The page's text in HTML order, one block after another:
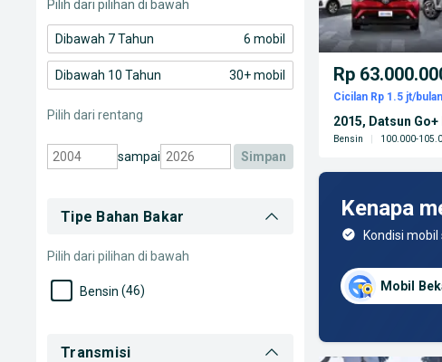
Pilih dari pilihan di bawah
Dibawah 7 Tahun 6 mobil
Dibawah 10 Tahun 30+ mobil
Pilih dari rentang
sampai simpan
Tipe Bahan Bakar
Pilih dari pilihan di bawah
Bensin (46)
Transmisi
Rp
Cicilan Rp 1.5 jt/bulan
2015, Datsun Go+
Bensin 100.000-
Kenapa
Kondisi
Mobil